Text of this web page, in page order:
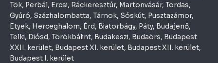
Tök, Perbál, Ercsi, Ráckeresztúr, Martonvásár, Tordas,
Gyúró, Százhalombatta, Tárnok, Sóskút, Pusztazámor,
Etyek, Herceghalom, Érd, Biatorbágy, Páty, Budajenő,
Telki, Diósd, Törökbálint, Budakeszi, Budaörs, Budapest
XXII. kerület, Budapest XI. kerület, Budapest XII. kerület,
Budapest I. kerület